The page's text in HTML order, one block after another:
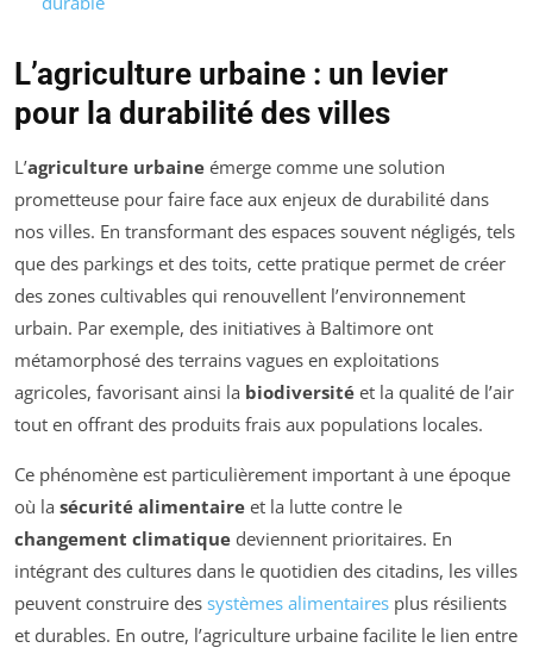
L’agriculture urbaine : un levier
pour la durabilité des villes
L’agriculture urbaine émerge comme une solution
prometteuse pour faire face aux enjeux de durabilité dans
nos villes. En transformant des espaces souvent négligés, tels
que des parkings et des toits, cette pratique permet de créer
des zones cultivables qui renouvellent l’environnement
urbain. Par exemple, des initiatives à Baltimore ont
métamorphosé des terrains vagues en exploitations
agricoles, favorisant ainsi la biodiversité et la qualité de l’air
tout en offrant des produits frais aux populations locales.
Ce phénomène est particulièrement important à une époque
où la sécurité alimentaire et la lutte contre le
changement climatique deviennent prioritaires. En
intégrant des cultures dans le quotidien des citadins, les villes
peuvent construire des systèmes alimentaires plus résilients
et durables. En outre, l’agriculture urbaine facilite le lien entre